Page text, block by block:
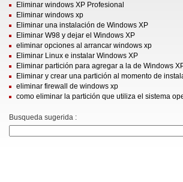
Eliminar windows XP Profesional
Eliminar windows xp
Eliminar una instalación de Windows XP
Eliminar W98 y dejar el Windows XP
eliminar opciones al arrancar windows xp
Eliminar Linux e instalar Windows XP
Eliminar partición para agregar a la de Windows
Eliminar y crear una partición al momento de
eliminar firewall de windows xp
como eliminar la partición que utiliza el sistema
Busqueda sugerida :